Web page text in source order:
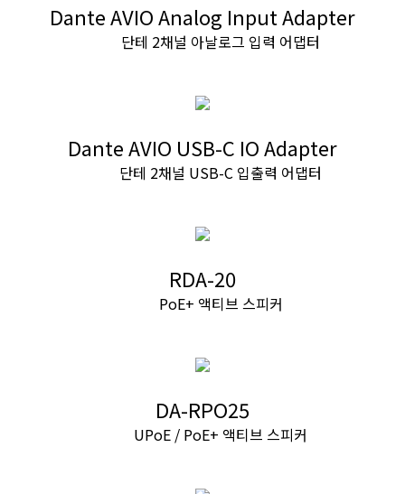
Dante AVIO Analog Input Adapter
단테 2채널 아날로그 입력 어댑터
Dante AVIO USB-C IO Adapter
단테 2채널 USB-C 입출력 어댑터
RDA-20
PoE+ 액티브 스피커
DA-RPO25
UPoE / PoE+ 액티브 스피커